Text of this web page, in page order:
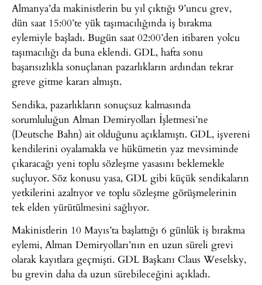
Almanya’da makinistlerin bu yıl çıktığı 9’uncu grev,
dün saat 15:00’te yük taşımacılığında iş bırakma
eylemiyle başladı. Bugün saat 02:00’den itibaren yolcu
taşımacılığı da buna eklendi. GDL, hafta sonu
başarısızlıkla sonuçlanan pazarlıkların ardından tekrar
greve gitme kararı almıştı.
Sendika, pazarlıkların sonuçsuz kalmasında
sorumluluğun Alman Demiryolları İşletmesi’ne
(Deutsche Bahn) ait olduğunu açıklamıştı. GDL, işvereni
kendilerini oyalamakla ve hükümetin yaz mevsiminde
çıkaracağı yeni toplu sözleşme yasasını beklemekle
suçluyor. Söz konusu yasa, GDL gibi küçük sendikaların
yetkilerini azaltıyor ve toplu sözleşme görüşmelerinin
tek elden yürütülmesini sağlıyor.
Makinistlerin 10 Mayıs’ta başlattığı 6 günlük iş bırakma
eylemi, Alman Demiryolları’nın en uzun süreli grevi
olarak kayıtlara geçmişti. GDL Başkanı Claus Weselsky,
bu grevin daha da uzun sürebileceğini açıkladı.